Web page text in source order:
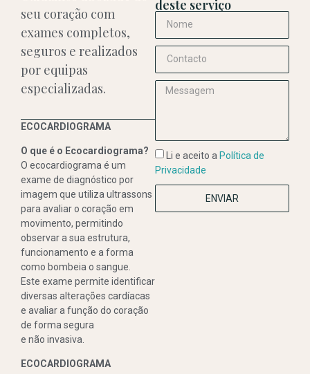
seu coração com
exames completos,
seguros e realizados
por equipas
especializadas.
ECOCARDIOGRAMA
O que é o Ecocardiograma?
O ecocardiograma é um
exame de diagnóstico por
imagem que utiliza ultrassons
para avaliar o coração em
movimento, permitindo
observar a sua estrutura,
funcionamento e a forma
como bombeia o sangue.
Este exame permite identificar
diversas alterações cardíacas
e avaliar a função do coração
de forma segura
e não invasiva.
ECOCARDIOGRAMA
deste serviço
Li e aceito a Política de
Privacidade
ENVIAR